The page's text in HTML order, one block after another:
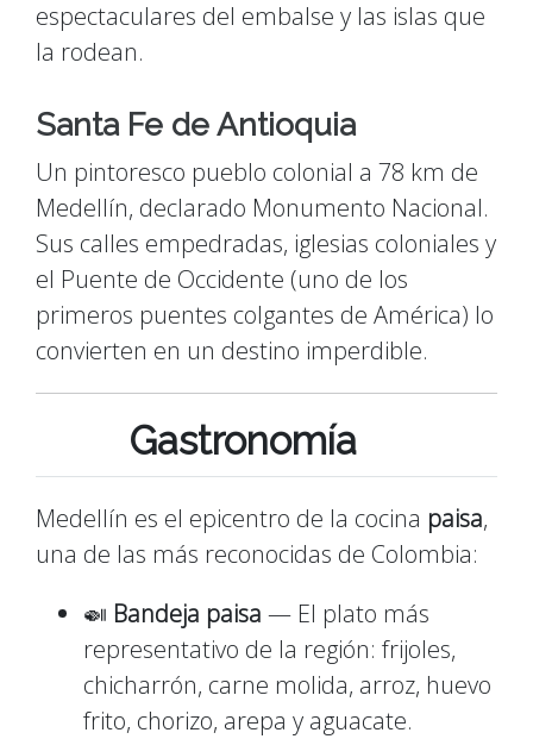
espectaculares del embalse y las islas que
la rodean.
Santa Fe de Antioquia
Un pintoresco pueblo colonial a 78 km de
Medellín, declarado Monumento Nacional.
Sus calles empedradas, iglesias coloniales y
el Puente de Occidente (uno de los
primeros puentes colgantes de América) lo
convierten en un destino imperdible.
Gastronomía
Medellín es el epicentro de la cocina paisa,
una de las más reconocidas de Colombia:
🍛 Bandeja paisa — El plato más
representativo de la región: frijoles,
chicharrón, carne molida, arroz, huevo
frito, chorizo, arepa y aguacate.